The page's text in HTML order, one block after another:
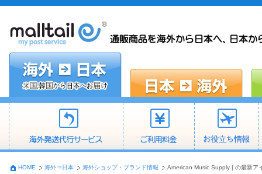
HOME 海外⇒日本 海外ショップ・ブランド情報 American Music Supply | の最新ア